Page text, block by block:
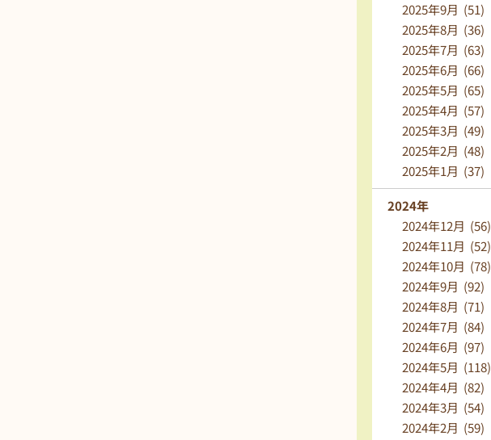
2025年9月 (51)
2025年8月 (36)
2025年7月 (63)
2025年6月 (66)
2025年5月 (65)
2025年4月 (57)
2025年3月 (49)
2025年2月 (48)
2025年1月 (37)
2024年
2024年12月 (56)
2024年11月 (52)
2024年10月 (78)
2024年9月 (92)
2024年8月 (71)
2024年7月 (84)
2024年6月 (97)
2024年5月 (118)
2024年4月 (82)
2024年3月 (54)
2024年2月 (59)